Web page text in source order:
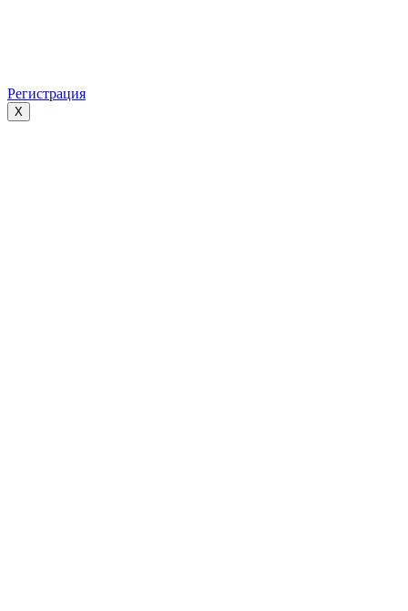
Регистрация
X